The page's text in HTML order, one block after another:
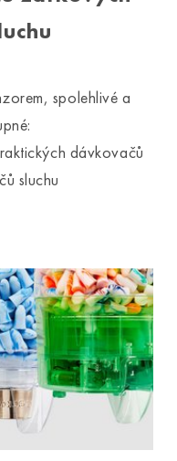
spolehlivé a
dávkovačů
sluchu